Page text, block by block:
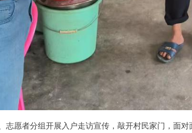
愿者分组开展入户走访宣传，敲开村民家门，面对